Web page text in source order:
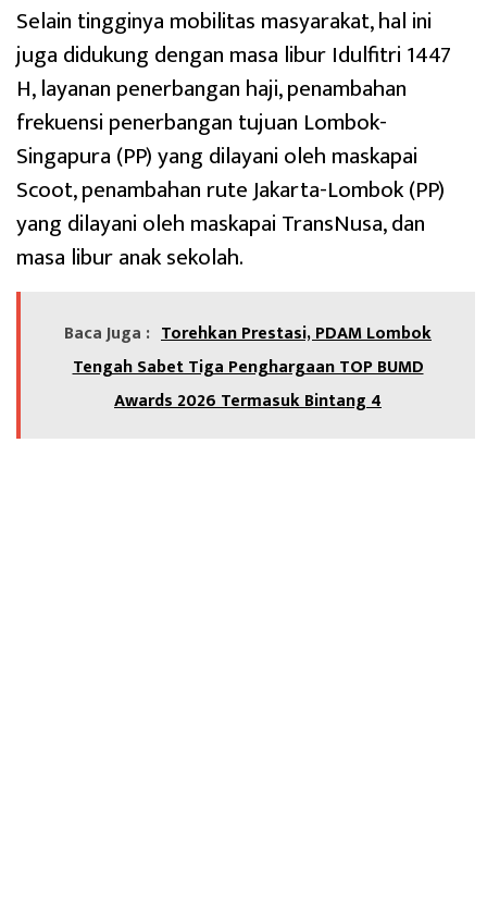
Selain tingginya mobilitas masyarakat, hal ini
juga didukung dengan masa libur Idulfitri 1447
H, layanan penerbangan haji, penambahan
frekuensi penerbangan tujuan Lombok-
Singapura (PP) yang dilayani oleh maskapai
Scoot, penambahan rute Jakarta-Lombok (PP)
yang dilayani oleh maskapai TransNusa, dan
masa libur anak sekolah.
Baca Juga : Torehkan Prestasi, PDAM Lombok
Tengah Sabet Tiga Penghargaan TOP BUMD
Awards 2026 Termasuk Bintang 4